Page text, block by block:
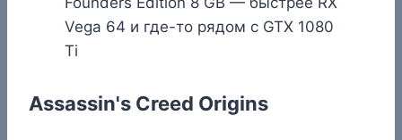
Assassin's Creed Origins